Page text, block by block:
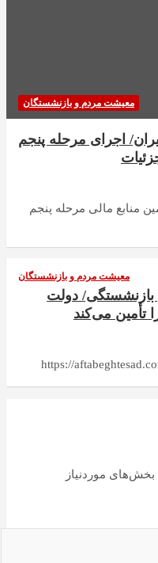
معیشت مردم و بازنشستگان
اجرای مرحله پنجم
منابع مالی مرحله پنجم
معیشت مردم و بازنشستگان
بازنشستگی/ دولت
بخش‌های موردنیاز